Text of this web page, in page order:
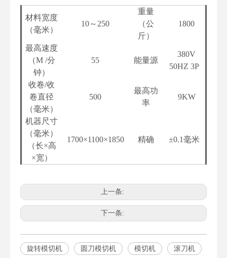
材料宽度
（毫米）
10～ 250
重量
（公
斤）
1800
最高速度
（M /分
钟）
55 能量源
380V
50HZ 3P
收卷/收
卷直径
（毫米）
500
最高功
率
9KW
机器尺寸
（毫米）
（长×高
×宽）
1700×1100×1850 精确 ±0.1毫米
上一条:
下一条:
旋转模切机 圆刀模切机 模切机 滚刀机